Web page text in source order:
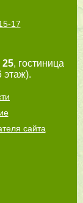
17
, гостиница
этаж).
сайта